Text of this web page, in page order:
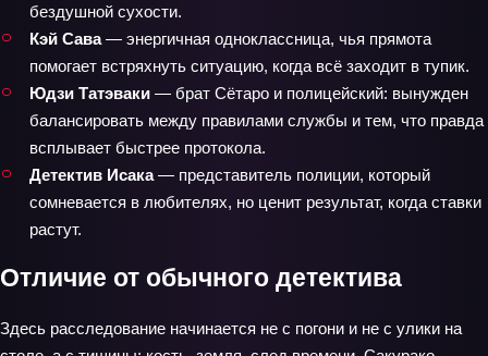
бездушной сухости.
Кэй Сава— энергичная одноклассница, чья прямота
помогает встряхнуть ситуацию, когда всё заходит в тупик.
Юдзи Татэваки — брат Сётаро и полицейский: вынужден
балансировать между правилами службы и тем, что правда
всплывает быстрее протокола.
Детектив Исака— представитель полиции, который
сомневается в любителях, но ценит результат, когда ставки
растут.
Отличие от обычного детектива
Здесь расследование начинается не с погони и не с улики на